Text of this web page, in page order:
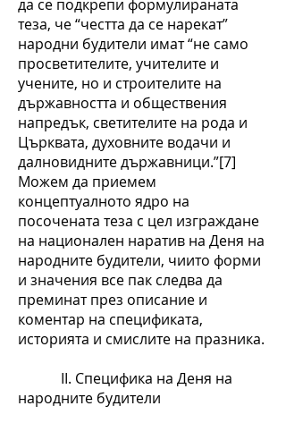
да се подкрепи формулираната
теза, че “честта да се нарекат”
народни будители имат “не само
просветителите, учителите и
учените, но и строителите на
държавността и обществения
напредък, светителите на рода и
Църквата, духовните водачи и
далновидните държавници.”[7]
Можем да приемем
концептуалното ядро на
посочената теза с цел изграждане
на национален наратив на Деня на
народните будители, чиито форми
и значения все пак следва да
преминат през описание и
коментар на спецификата,
историята и смислите на празника.
ІІ. Специфика на Деня на
народните будители